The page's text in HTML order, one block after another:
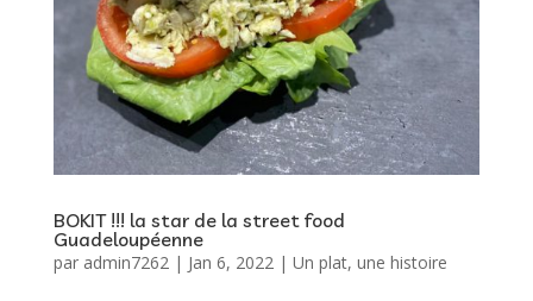
BOKIT !!! la star de la street food
Guadeloupéenne
par admin7262 | Jan 6, 2022 | Un plat, une histoire